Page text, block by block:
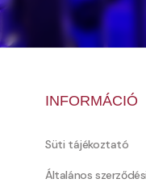
INFORMÁCIÓ
Süti tájékoztató
Általános